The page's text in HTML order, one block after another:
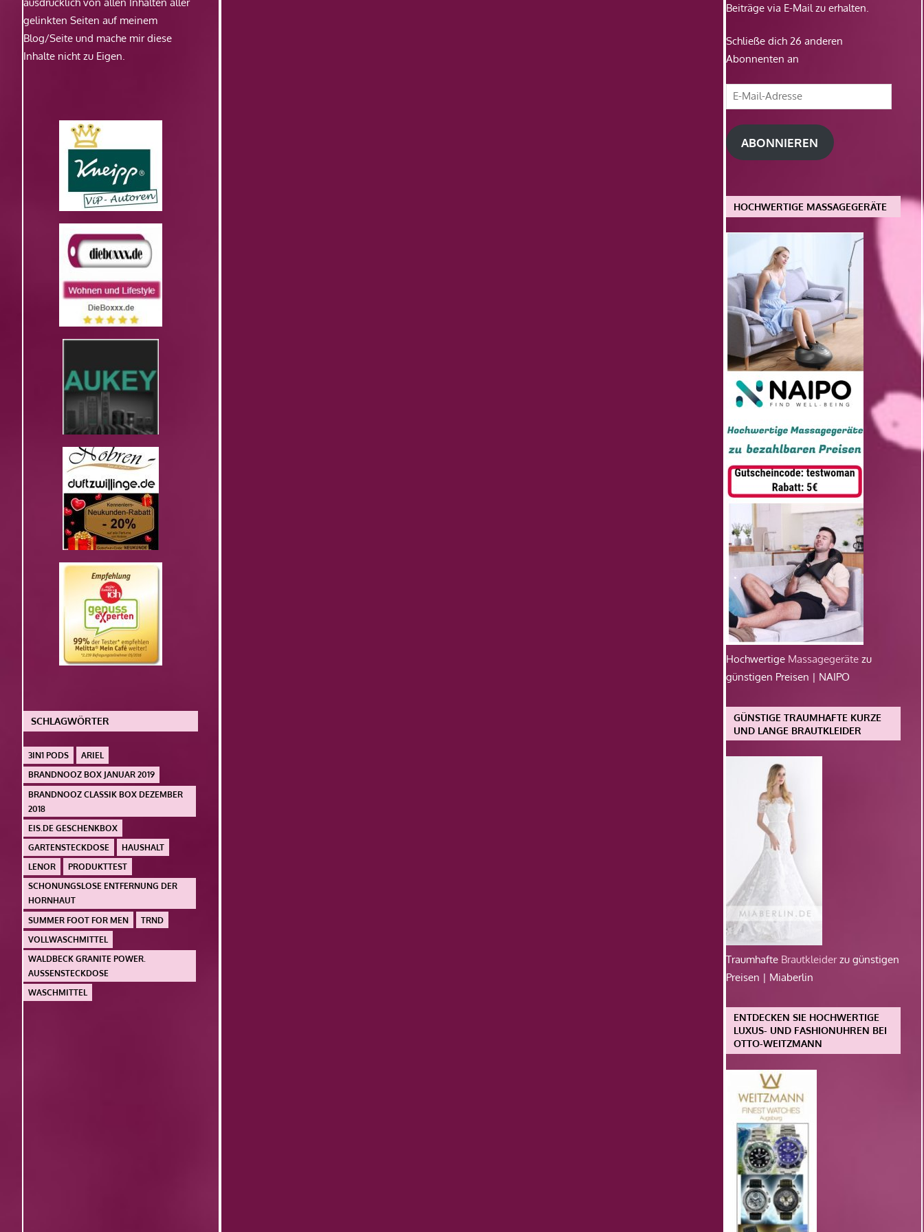
gelinkten Seiten auf meinem
Blog/Seite und mache mir diese
Inhalte nicht zu Eigen.
SCHLAGWÖRTER
3IN1 PODS
ARIEL
BRANDNOOZ BOX JANUAR 2019
BRANDNOOZ CLASSIK BOX DEZEMBER
2018
EIS.DE GESCHENKBOX
GARTENSTECKDOSE
HAUSHALT
LENOR
PRODUKTTEST
SCHONUNGSLOSE ENTFERNUNG DER
HORNHAUT
SUMMER FOOT FOR MEN
TRND
VOLLWASCHMITTEL
WALDBECK GRANITE POWER.
AUSSENSTECKDOSE
WASCHMITTEL
Beiträge via E-Mail zu erhalten.
Schließe dich 26 anderen
Abonnenten an
E-
Mail-
Adresse
ABONNIEREN
HOCHWERTIGE MASSAGEGERÄTE
Hochwertige Massagegeräte zu
günstigen Preisen | NAIPO
GÜNSTIGE TRAUMHAFTE KURZE
UND LANGE BRAUTKLEIDER
Traumhafte Brautkleiderzu günstigen
Preisen | Miaberlin
ENTDECKEN SIE HOCHWERTIGE
LUXUS- UND FASHIONUHREN BEI
OTTO-WEITZMANN